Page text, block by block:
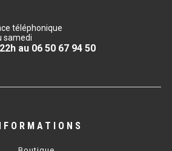
RÉFRIGÉRÉ
700 / 800
téléphonique
samedi
au 06 50 67 94 50